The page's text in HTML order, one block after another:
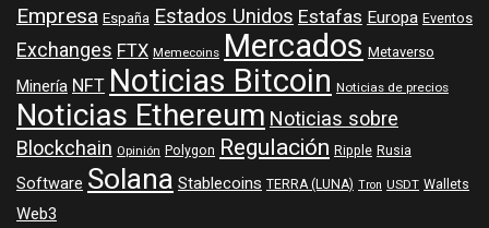
Empresa España Estados UnidosEstafasEuropa Eventos
ExchangesFTX Memecoins Mercados Metaverso
MineríaNFTNoticias Bitcoin Noticias de precios
Noticias EthereumNoticias sobre
Blockchain Opinión Polygon Regulación Ripple Rusia
SoftwareSolanaStablecoins TERRA (LUNA) Tron USDT Wallets
Web3